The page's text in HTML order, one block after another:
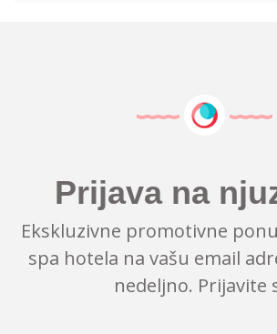
Prijava na
Ekskluzivne promotivne
spa hotela na vašu email
nedeljno. Prijavite